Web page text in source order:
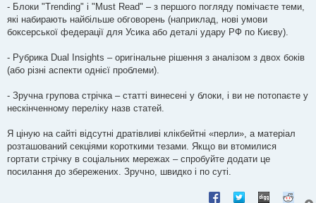
- Блоки "Trending" і "Must Read" – з першого погляду помічаєте теми,
які набирають найбільше обговорень (наприклад, нові умови
боксерської федерації для Усика або деталі удару РФ по Києву).
- Рубрика Dual Insights – оригінальне рішення з аналізом з двох боків
(або різні аспекти однієї проблеми).
- Зручна групова стрічка – статті винесені у блоки, і ви не потопаєте у
нескінченному переліку назв статей.
Я ціную на сайті відсутні дратівливі клікбейтні «перли», а матеріал
розташований секціями короткими тезами. Якщо ви втомилися
гортати стрічку в соціальних мережах – спробуйте додати це
посилання до збережених. Зручно, швидко і по суті.